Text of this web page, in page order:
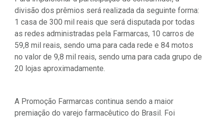
divisão dos prêmios será realizada da seguinte forma:
1 casa de 300 mil reais que será disputada por todas
as redes administradas pela Farmarcas, 10 carros de
59,8 mil reais, sendo uma para cada rede e 84 motos
no valor de 9,8 mil reais, sendo uma para cada grupo de
20 lojas aproximadamente.
A Promoção Farmarcas continua sendo a maior
premiação do varejo farmacêutico do Brasil. Foi